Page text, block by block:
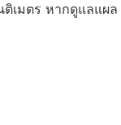
เมตร หากดูแลแผล